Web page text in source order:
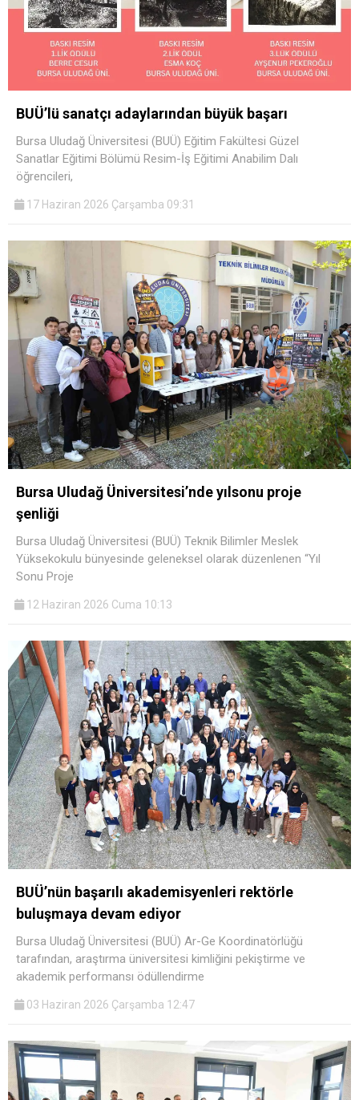
BUÜ’lü sanatçı adaylarından büyük başarı
Bursa Uludağ Üniversitesi (BUÜ) Eğitim Fakültesi Güzel
Sanatlar Eğitimi Bölümü Resim-İş Eğitimi Anabilim Dalı
öğrencileri,
17 Haziran 2026 Çarşamba 09:31
Bursa Uludağ Üniversitesi’nde yılsonu proje
şenliği
Bursa Uludağ Üniversitesi (BUÜ) Teknik Bilimler Meslek
Yüksekokulu bünyesinde geleneksel olarak düzenlenen “Yıl
Sonu Proje
12 Haziran 2026 Cuma 10:13
BUÜ’nün başarılı akademisyenleri rektörle
buluşmaya devam ediyor
Bursa Uludağ Üniversitesi (BUÜ) Ar-Ge Koordinatörlüğü
tarafından, araştırma üniversitesi kimliğini pekiştirme ve
akademik performansı ödüllendirme
03 Haziran 2026 Çarşamba 12:47